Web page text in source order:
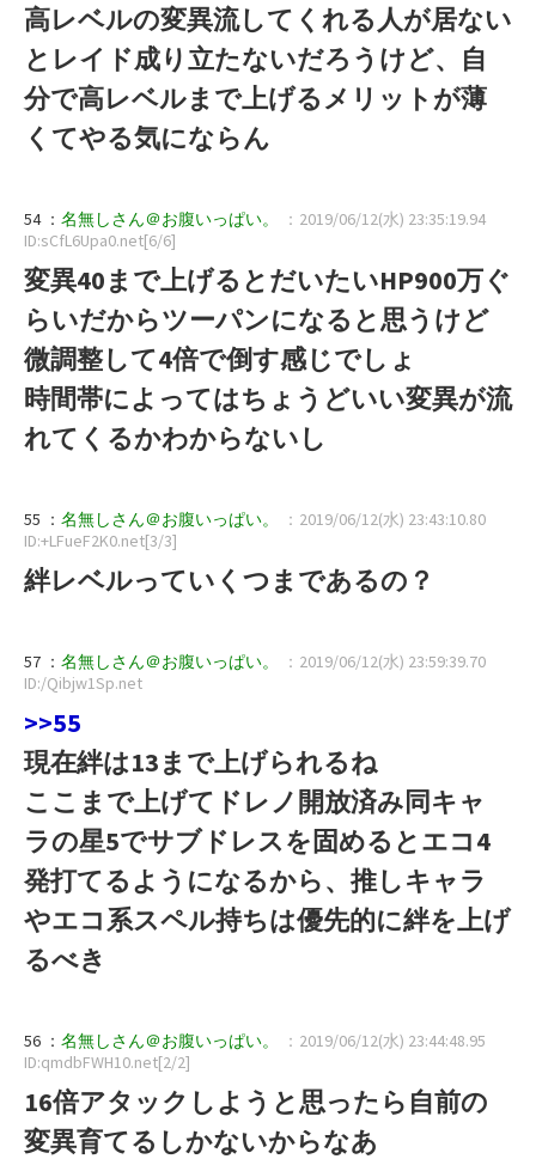
高レベルの変異流してくれる人が居ない
とレイド成り立たないだろうけど、自
分で高レベルまで上げるメリットが薄
くてやる気にならん
54 ： 名無しさん＠お腹いっぱい。
：2019/06/12(水) 23:35:19.94
ID:sCfL6Upa0.net[6/6]
変異40まで上げるとだいたいHP900万ぐ
らいだからツーパンになると思うけど
微調整して4倍で倒す感じでしょ
時間帯によってはちょうどいい変異が流
れてくるかわからないし
55 ： 名無しさん＠お腹いっぱい。
：2019/06/12(水) 23:43:10.80
ID:+LFueF2K0.net[3/3]
絆レベルっていくつまであるの？
57 ： 名無しさん＠お腹いっぱい。
：2019/06/12(水) 23:59:39.70
ID:/Qibjw1Sp.net
>>55
現在絆は13まで上げられるね
ここまで上げてドレノ開放済み同キャ
ラの星5でサブドレスを固めるとエコ4
発打てるようになるから、推しキャラ
やエコ系スペル持ちは優先的に絆を上げ
るべき
56 ： 名無しさん＠お腹いっぱい。
：2019/06/12(水) 23:44:48.95
ID:qmdbFWH10.net[2/2]
16倍アタックしようと思ったら自前の
変異育てるしかないからなあ